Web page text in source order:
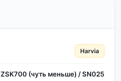
Harvia
ZSK700 (чуть меньше) / SN025